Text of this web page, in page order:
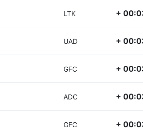
LTK +
UAD +
GFC +
ADC +
GFC +